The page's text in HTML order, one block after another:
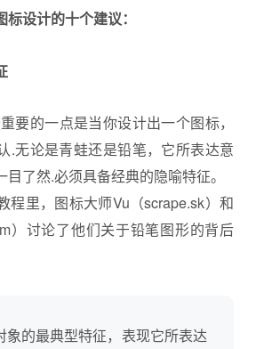
标设计的十个建议：
要的一点是当你设计出一个图标，
.无论是青蛙还是铅笔，它所表达意
了然.必须具备经典的隐喻特征。
程里，图标大师Vu（scrape.sk）和
）讨论了他们关于铅笔图形的背后
象的最典型特征，表现它所表达